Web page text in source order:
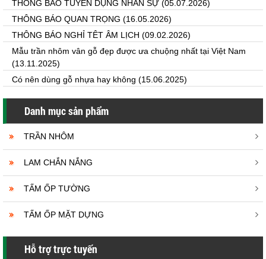
THÔNG BÁO TUYỂN DỤNG NHÂN SỰ (05.07.2026)
THÔNG BÁO QUAN TRỌNG (16.05.2026)
THÔNG BÁO NGHỈ TÊT ÂM LỊCH (09.02.2026)
Mẫu trần nhôm vân gỗ đẹp được ưa chuộng nhất tại Việt Nam
(13.11.2025)
Có nên dùng gỗ nhựa hay không (15.06.2025)
Danh mục sản phẩm
TRẦN NHÔM
LAM CHẮN NẮNG
TẤM ỐP TƯỜNG
TẤM ỐP MẶT DỰNG
Hỗ trợ trực tuyến